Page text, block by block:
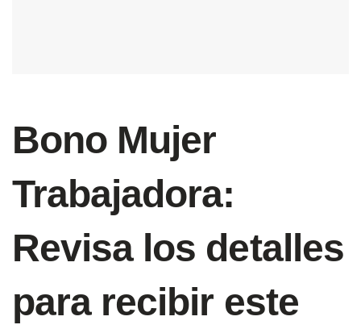
Bono Mujer
Trabajadora:
Revisa los detalles
para recibir este